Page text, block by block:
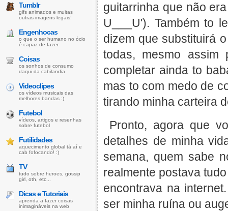
guitarrinha que não
U___U'). Também to
dizem que substituirá
todas, mesmo
completar ainda to
mas to com medo de
tirando minha carteira
Pronto, agora que
detalhes de minha
semana, quem sabe
realmente postava
encontrava na
ser minha ruína ou
Tumblr
gifs animados e muitas
outras imagens legais!
Engenhocas
o que o ser humano no ócio
é capaz de fazer
Coisas
os sonhos de consumo
daqui da cabilandia
Videoclipes
os vídeos musicais das
melhores bandas :)
Futebol
vídeos, artigos e resenhas
sobre futebol
Futilidades
aquecimento global tá aí e
cab fofocando! :)
TV
tudo sobre heroes, gossip
girl, oth, etc...
Dicas e Tutoriais
aprenda a fazer coisas
inimagináveis na web